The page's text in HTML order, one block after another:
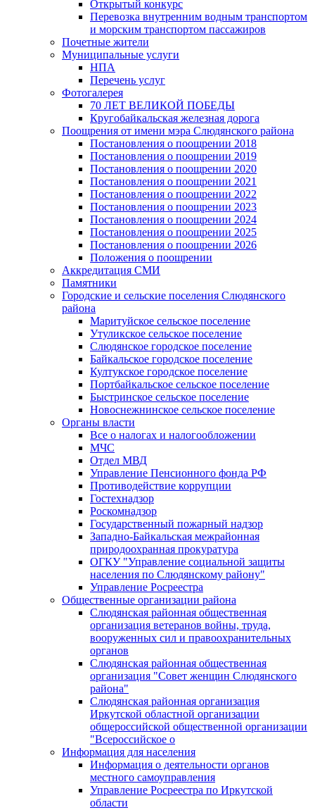
Открытый конкурс
Перевозка внутренним водным транспортом
и морским транспортом пассажиров
Почетные жители
Муниципальные услуги
НПА
Перечень услуг
Фотогалерея
70 ЛЕТ ВЕЛИКОЙ ПОБЕДЫ
Кругобайкальская железная дорога
Поощрения от имени мэра Слюдянского района
Постановления о поощрении 2018
Постановления о поощрении 2019
Постановления о поощрении 2020
Постановления о поощрении 2021
Постановления о поощрении 2022
Постановления о поощрении 2023
Постановления о поощрении 2024
Постановления о поощрении 2025
Постановления о поощрении 2026
Положения о поощрении
Аккредитация СМИ
Памятники
Городские и сельские поселения Слюдянского
района
Маритуйское сельское поселение
Утуликское сельское поселение
Слюдянское городское поселение
Байкальское городское поселение
Култукское городское поселение
Портбайкальское сельское поселение
Быстринское сельское поселение
Новоснежнинское сельское поселение
Органы власти
Все о налогах и налогообложении
МЧС
Отдел МВД
Управление Пенсионного фонда РФ
Противодействие коррупции
Гостехнадзор
Роскомнадзор
Государственный пожарный надзор
Западно-Байкальская межрайонная
природоохранная прокуратура
ОГКУ "Управление социальной защиты
населения по Слюдянскому району"
Управление Росреестра
Общественные организации района
Слюдянская районная общественная
организация ветеранов войны, труда,
вооруженных сил и правоохранительных
органов
Слюдянская районная общественная
организация "Совет женщин Слюдянского
района"
Слюдянская районная организация
Иркутской областной организации
общероссийской общественной организации
"Всероссийское о
Информация для населения
Информация о деятельности органов
местного самоуправления
Управление Росреестра по Иркутской
области